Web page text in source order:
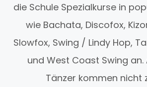
die Schule Spezialkurse in
wie Bachata, Discofox,
Slowfox, Swing / Lindy Hop,
und West Coast Swing an.
Tänzer kommen nicht